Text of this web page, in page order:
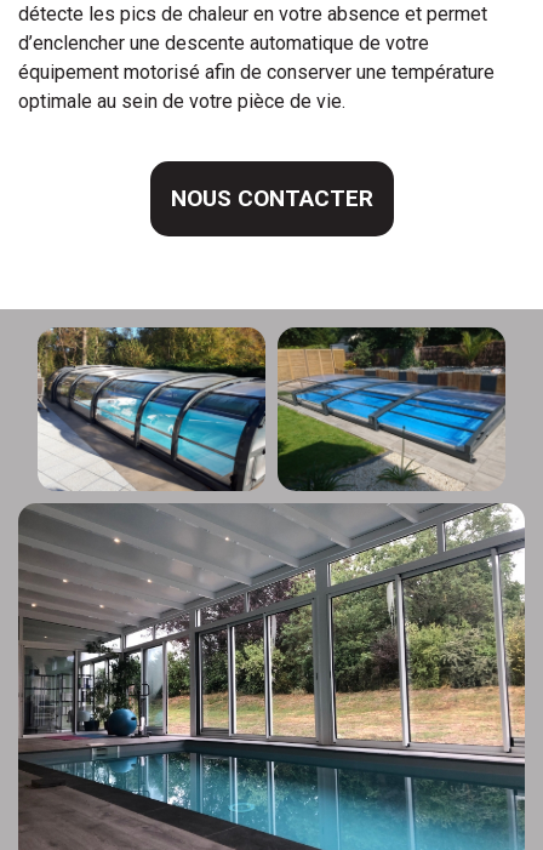
détecte les pics de chaleur en votre absence et permet
d’enclencher une descente automatique de votre
équipement motorisé afin de conserver une température
optimale au sein de votre pièce de vie.
NOUS CONTACTER